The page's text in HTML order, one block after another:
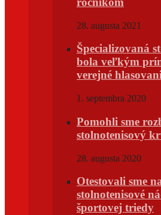
28. augusta 2021
Špecializovaná
bola veľkým
verejné
1. septembra 2020
Pomohli sme
stolnotenisový
28. augusta 2020
Otestovali sme
stolnotenisové
športovej triedy